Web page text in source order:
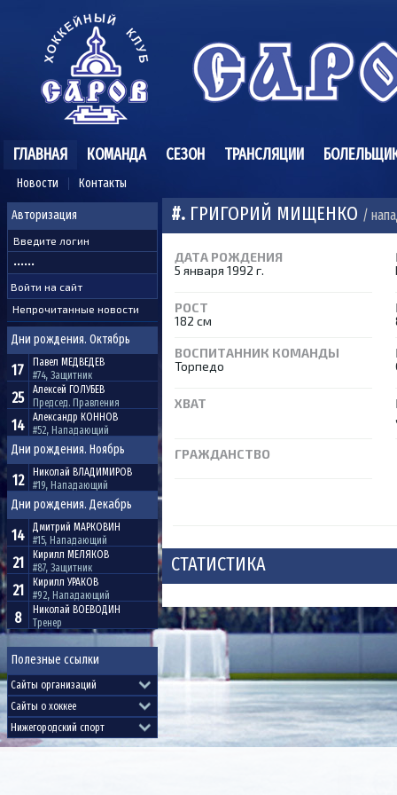
ГЛАВНАЯ
Новости Контакты
КОМАНДА СЕЗОН ТРАНСЛЯЦИИ
Авторизация
Непрочитанные новости
Дни рождения. Октябрь
17 Павел МЕДВЕДЕВ
#74, Защитник
25 Алексей ГОЛУБЕВ
Председ. Правления
14 Александр КОННОВ
#52, Нападающий
Дни рождения. Ноябрь
12 Николай ВЛАДИМИРОВ
#19, Нападающий
Дни рождения. Декабрь
14 Дмитрий МАРКОВИН
#15, Нападающий
21 Кирилл МЕЛЯКОВ
#87, Защитник
21 Кирилл УРАКОВ
#92, Нападающий
8 Николай ВОЕВОДИН
Тренер
Полезные ссылки
#. ГРИГОРИЙ МИЩЕНКО /
ДАТА РОЖДЕНИЯ
5 января 1992 г.
РОСТ
182 см
ВОСПИТАННИК КОМАНДЫ
Торпедо
ХВАТ
ГРАЖДАНСТВО
СТАТИСТИКА